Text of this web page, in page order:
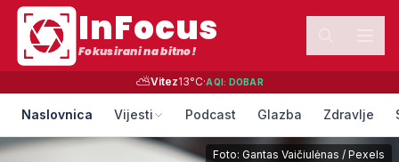
InFocus
Fokusirani na bitno!
⛅Vitez13°C·AQI: DOBAR
Naslovnica Vijesti Podcast Glazba Zdravlje
Foto: Gantas Vaičiulėnas / Pexels